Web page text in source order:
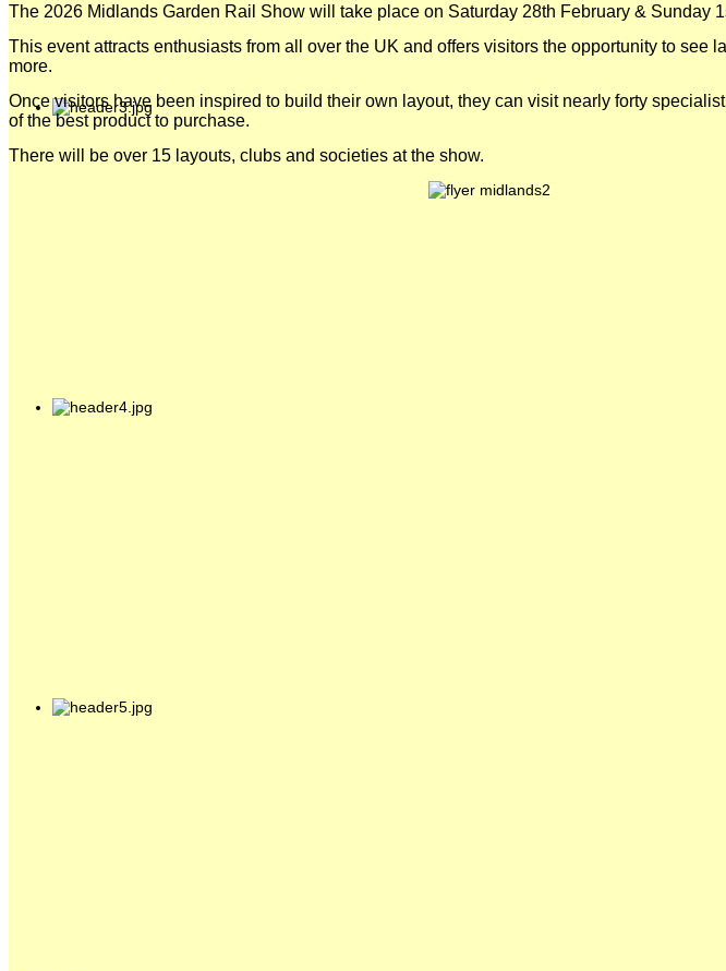
The 2026 Midlands Garden Rail Show will take place on Saturday 28th February & Sunday
This event attracts enthusiasts from all over the UK and offers visitors the opportunity to
more.
Once visitors have been inspired to build their own layout, they can visit nearly forty
of the best product to purchase.
There will be over 15 layouts, clubs and societies at the show.